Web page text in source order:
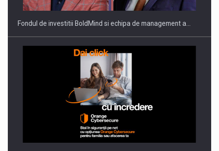
Fondul de investitii BoldMind si echipa de management a…